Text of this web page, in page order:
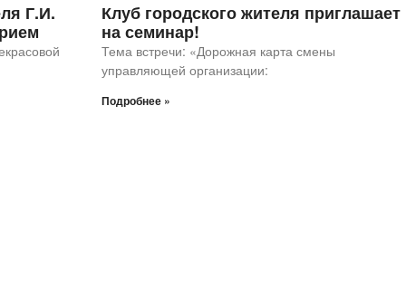
Г.И.
Клуб городского жителя приглашает
на семинар!
Тема встречи: «Дорожная карта смены
управляющей организации:
Подробнее »